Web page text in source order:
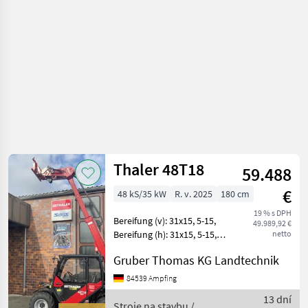
Thaler 48T18
59.488
€
19 % s DPH
49.989,92 €
netto
48 kS/35 kW R. v. 2025 180 cm
Bereifung (v): 31x15, 5-15,
Bereifung (h): 31x15, 5-15,
Leergewicht: 3350 kg,
Gesamtgewicht: 3350 kg,
Arbeitsscheinwerfer 2x
hinten, Ar
Gruber Thomas KG Landtechnik
84539 Ampfing
13 dní